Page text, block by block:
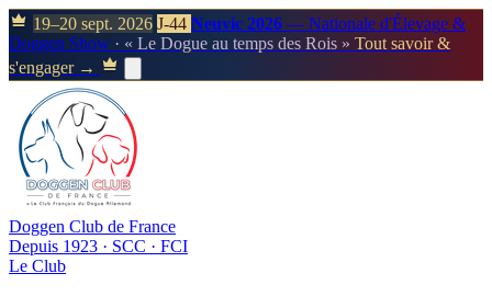
19–20 sept. 2026 J-44 Neuvic 2026 — Nationale d'Élevage &
Doggen Show · « Le Dogue au temps des Rois » Tout savoir &
s'engager →
Doggen Club de France
Depuis 1923 · SCC · FCI
Le Club